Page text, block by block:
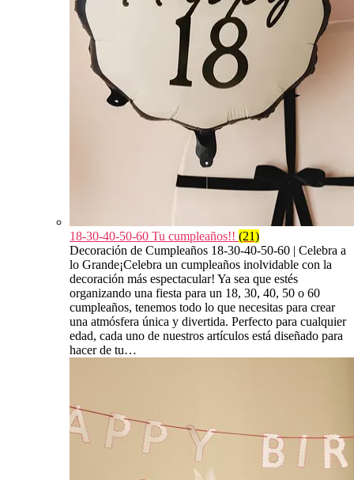
18-30-40-50-60 Tu cumpleaños!! (21)
Decoración de Cumpleaños 18-30-40-50-60 | Celebra a
lo Grande¡Celebra un cumpleaños inolvidable con la
decoración más espectacular! Ya sea que estés
organizando una fiesta para un 18, 30, 40, 50 o 60
cumpleaños, tenemos todo lo que necesitas para crear
una atmósfera única y divertida. Perfecto para cualquier
edad, cada uno de nuestros artículos está diseñado para
hacer de tu…